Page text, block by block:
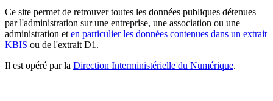
Ce site permet de retrouver toutes les données publiques détenues
par l'administration sur une entreprise, une association ou une
administration et en particulier les données contenues dans un extrait
KBIS ou de l'extrait D1.
Il est opéré par la Direction Interministérielle du Numérique.